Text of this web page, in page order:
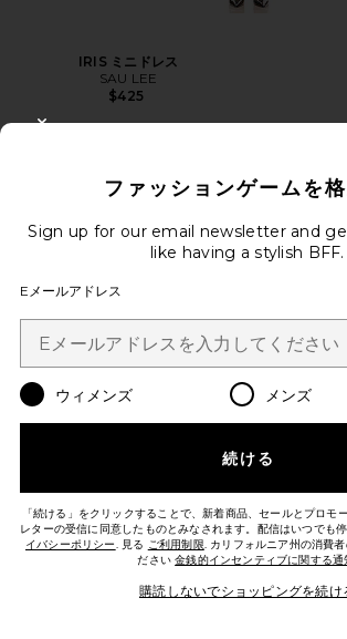
IRIS ミニドレス
SAU LEE
$425
CHARITIE ドレス
ALL THE WAYS
$78
ファッションゲームを
Sign up for our email newsletter and
like having a stylish BFF.
Eメールアドレス
ウィメンズ メンズ
続ける
「続ける」をクリックすることで、新着商品、セールとプロモ
レターの受信に同意したものとみなされます。配信はいつでも
イバシーポリシー. 見る ご利用制限. カリフォルニア州の消費
ださい金銭的インセンティブに関する通
購読しないでショッピングを続け